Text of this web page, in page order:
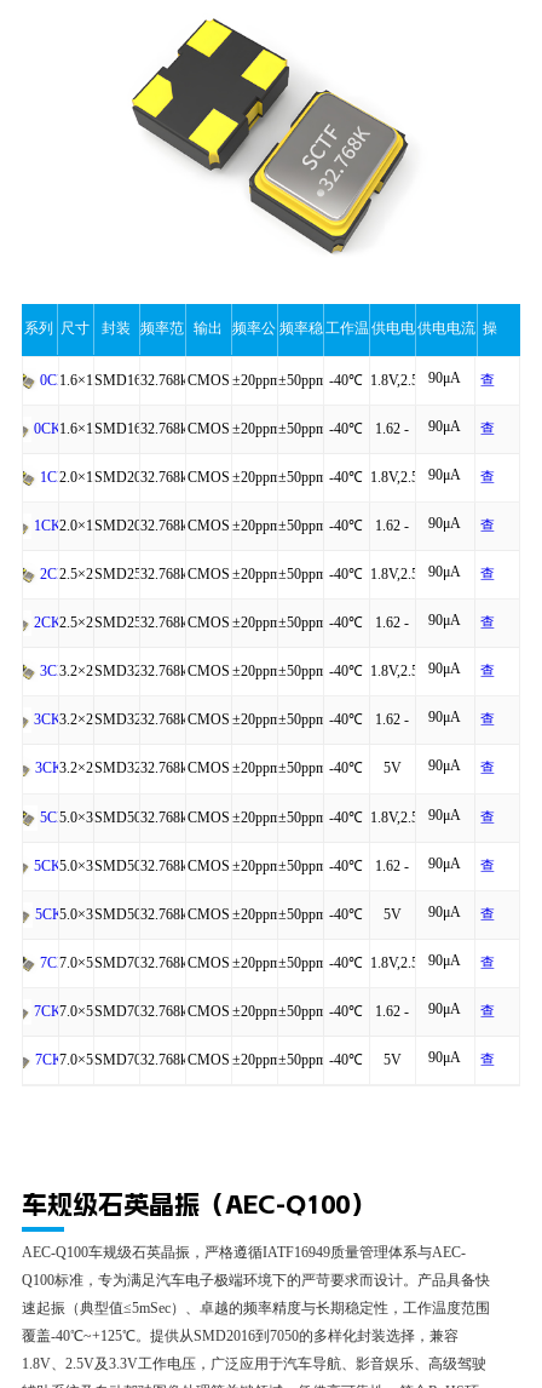
系列 尺寸 封装 频率范
围
输出 频率公
差
频率稳
定性
工作温
度
供电电
压
供电电流
（最大
值）
操
作
0CK1.6×1.2×0.60
SMD1612-
4P
32.768kHzCMOS ±20ppm±50ppm -40℃
to
+125℃
1.8V,2.5V,3.3V
90μA 查
看
详
细
0CKM1.6×1.2×0.60
SMD1612-
4P
32.768kHzCMOS ±20ppm±50ppm -40℃
to
+85℃
1.62 -
3.63V
90μA 查
看
详
细
1CK2.0×1.6×0.75
SMD2016-
4P
32.768kHzCMOS ±20ppm±50ppm -40℃
to
+125℃
1.8V,2.5V,3.3V
90μA 查
看
详
细
1CKM2.0×1.6×0.75
SMD2016-
4P
32.768kHzCMOS ±20ppm±50ppm -40℃
to
+85℃
1.62 -
3.63V
90μA 查
看
详
细
2CK2.5×2.0×0.81
SMD2520-
4P
32.768kHzCMOS ±20ppm±50ppm -40℃
to
+125℃
1.8V,2.5V,3.3V
90μA 查
看
详
细
2CKM2.5×2.0×0.81
SMD2520-
4P
32.768kHzCMOS ±20ppm±50ppm -40℃
to
+85℃
1.62 -
3.63V
90μA 查
看
详
细
3CK3.2×2.5×0.95
SMD3225-
4P
32.768kHzCMOS ±20ppm±50ppm -40℃
to
+125℃
1.8V,2.5V,3.3V
90μA 查
看
详
细
3CKM3.2×2.5×0.95
SMD3225-
4P
32.768kHzCMOS ±20ppm±50ppm -40℃
to
+85℃
1.62 -
3.63V
90μA 查
看
详
细
3CKA3.2×2.5×0.95
SMD3225-
4P
32.768kHzCMOS ±20ppm±50ppm -40℃
to
+125℃
5V 90μA 查
看
详
细
5CK5.0×3.2×1.20
SMD5032-
4P
32.768kHzCMOS ±20ppm±50ppm -40℃
to
+125℃
1.8V,2.5V,3.3V
90μA 查
看
详
细
5CKM5.0×3.2×1.20
SMD5032-
4P
32.768kHzCMOS ±20ppm±50ppm -40℃
to
+85℃
1.62 -
3.63V
90μA 查
看
详
细
5CKA5.0×3.2×1.20
SMD5032-
4P
32.768kHzCMOS ±20ppm±50ppm -40℃
to
+125℃
5V 90μA 查
看
详
细
7CK7.0×5.0×1.30
SMD7050-
4P
32.768kHzCMOS ±20ppm±50ppm -40℃
to
+125℃
1.8V,2.5V,3.3V
90μA 查
看
详
7CKM7.0×5.0×1.30
SMD7050-
4P
32.768kHzCMOS ±20ppm±50ppm -40℃
to
1.62 -
3.63V
90μA 查
看
7CKA7.0×5.0×1.30
SMD7050-32.768kHzCMOS ±20ppm±50ppm -40℃ 5V 90μA 查
车规级石英晶振（AEC-Q100）
AEC-Q100车规级石英晶振，严格遵循IATF16949质量管理体系与AEC-
Q100标准，专为满足汽车电子极端环境下的严苛要求而设计。产品具备快
速起振（典型值≤5mSec）、卓越的频率精度与长期稳定性，工作温度范围
覆盖-40℃~+125℃。提供从SMD2016到7050的多样化封装选择，兼容
1.8V、2.5V及3.3V工作电压，广泛应用于汽车导航、影音娱乐、高级驾驶